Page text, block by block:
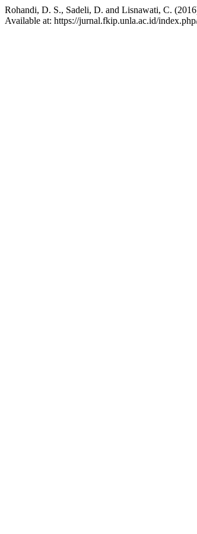
Rohandi, D. S., Sadeli, D. and Lisnawati, C.
Available at: https://jurnal.fkip.unla.ac.id/